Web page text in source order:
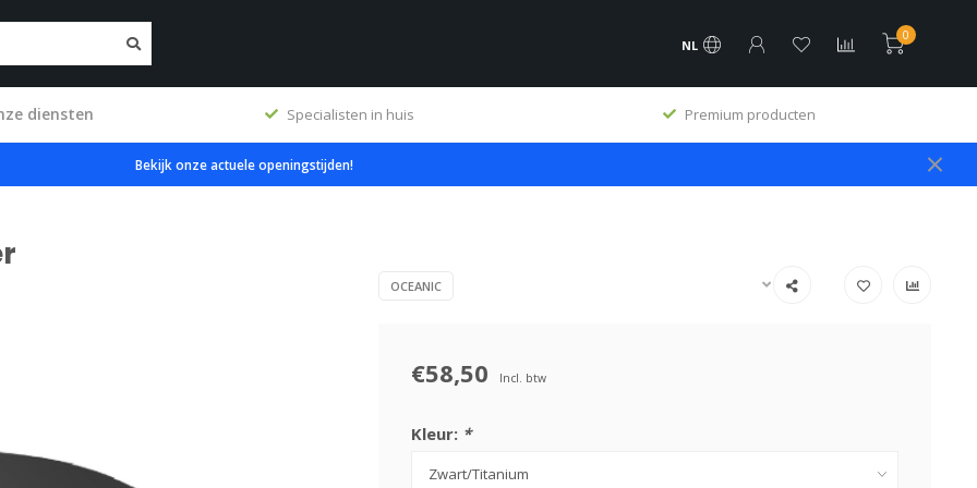
NL
0
diensten Specialisten in huis Premium producten
Bekijk onze actuele openingstijden!
OCEANIC
€58,50 Incl. btw
Kleur: *